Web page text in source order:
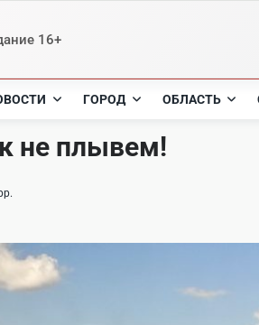
16+
ГОРОД ОБЛАСТЬ
не плывем!